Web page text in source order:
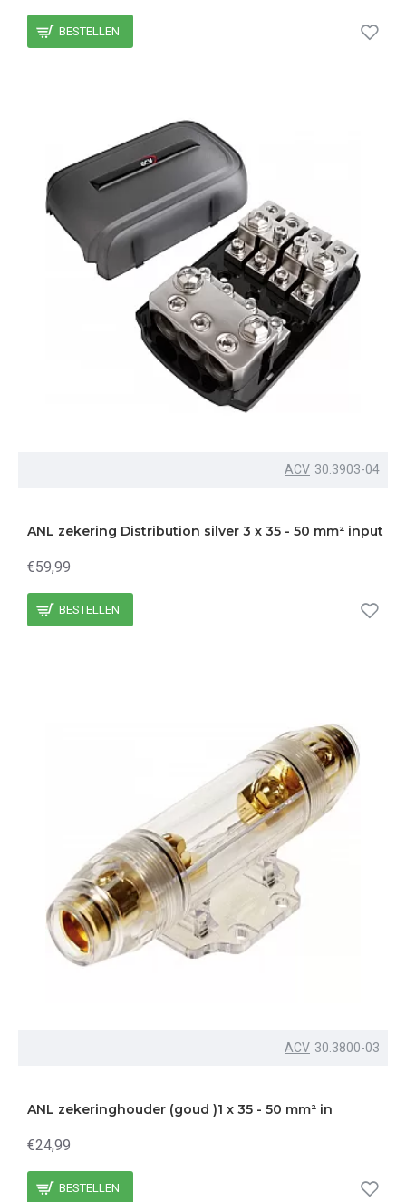
BESTELLEN
ACV 30.3903-04
ANL zekering Distribution silver 3 x 35 - 50 mm² input
€59,99
BESTELLEN
ACV 30.3800-03
ANL zekeringhouder (goud )1 x 35 - 50 mm² in
€24,99
BESTELLEN